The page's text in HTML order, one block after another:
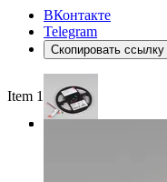
ВКонтакте
Telegram
Скопировать ссылку
Item 1 of 3